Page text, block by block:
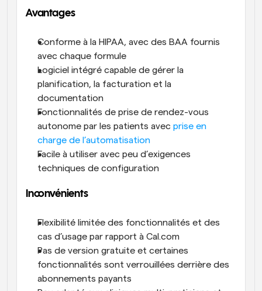
Avantages
Conforme à la HIPAA, avec des BAA fournis
avec chaque formule
Logiciel intégré capable de gérer la
planification, la facturation et la
documentation
Fonctionnalités de prise de rendez-vous
autonome par les patients avec prise en
charge de l’automatisation
Facile à utiliser avec peu d’exigences
techniques de configuration
Inconvénients
Flexibilité limitée des fonctionnalités et des
cas d’usage par rapport à Cal.com
Pas de version gratuite et certaines
fonctionnalités sont verrouillées derrière des
abonnements payants